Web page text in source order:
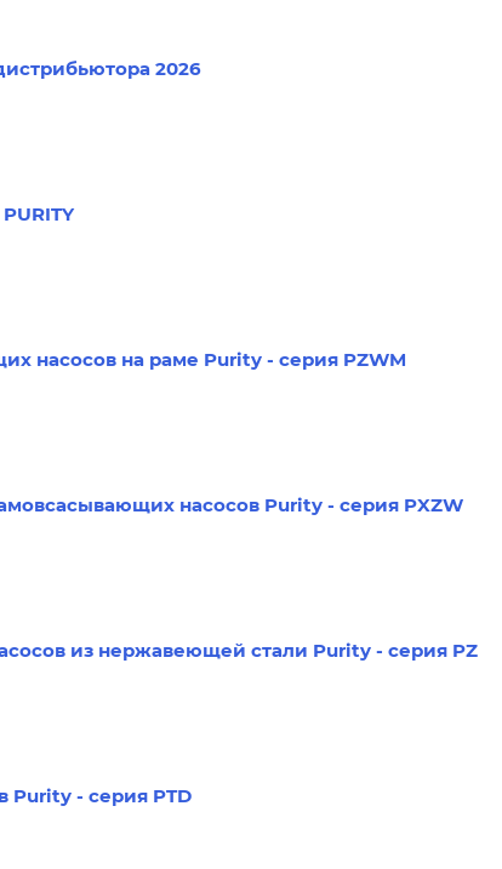
2026
насосов на раме Purity - серия PZWM
насосов Purity - серия PXZW
из нержавеющей стали Purity - серия PZ
Purity - серия PTD